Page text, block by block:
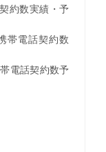
数実績・予
電話契約数
話契約数予